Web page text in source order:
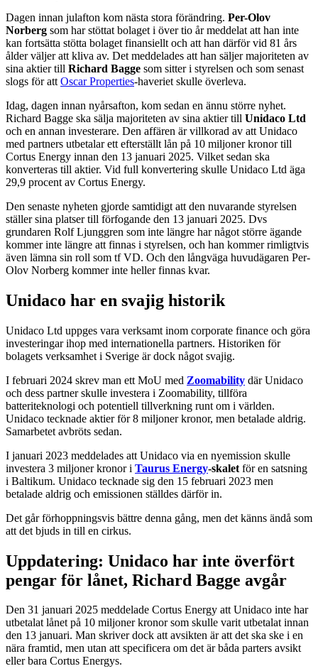
Dagen innan julafton kom nästa stora förändring. Per-Olov
Norberg som har stöttat bolaget i över tio år meddelat att han inte
kan fortsätta stötta bolaget finansiellt och att han därför vid 81 års
ålder väljer att kliva av. Det meddelades att han säljer majoriteten av
sina aktier till Richard Bagge som sitter i styrelsen och som senast
slogs för att Oscar Properties-haveriet skulle överleva.
Idag, dagen innan nyårsafton, kom sedan en ännu större nyhet.
Richard Bagge ska sälja majoriteten av sina aktier till Unidaco Ltd
och en annan investerare. Den affären är villkorad av att Unidaco
med partners utbetalar ett efterställt lån på 10 miljoner kronor till
Cortus Energy innan den 13 januari 2025. Vilket sedan ska
konverteras till aktier. Vid full konvertering skulle Unidaco Ltd äga
29,9 procent av Cortus Energy.
Den senaste nyheten gjorde samtidigt att den nuvarande styrelsen
ställer sina platser till förfogande den 13 januari 2025. Dvs
grundaren Rolf Ljunggren som inte längre har något större ägande
kommer inte längre att finnas i styrelsen, och han kommer rimligtvis
även lämna sin roll som tf VD. Och den långväga huvudägaren Per-
Olov Norberg kommer inte heller finnas kvar.
Unidaco har en svajig historik
Unidaco Ltd uppges vara verksamt inom corporate finance och göra
investeringar ihop med internationella partners. Historiken för
bolagets verksamhet i Sverige är dock något svajig.
I februari 2024 skrev man ett MoU med Zoomability där Unidaco
och dess partner skulle investera i Zoomability, tillföra
batteriteknologi och potentiell tillverkning runt om i världen.
Unidaco tecknade aktier för 8 miljoner kronor, men betalade aldrig.
Samarbetet avbröts sedan.
I januari 2023 meddelades att Unidaco via en nyemission skulle
investera 3 miljoner kronor i Taurus Energy-skalet för en satsning
i Baltikum. Unidaco tecknade sig den 15 februari 2023 men
betalade aldrig och emissionen ställdes därför in.
Det går förhoppningsvis bättre denna gång, men det känns ändå som
att det bjuds in till en cirkus.
Uppdatering: Unidaco har inte överfört
pengar för lånet, Richard Bagge avgår
Den 31 januari 2025 meddelade Cortus Energy att Unidaco inte har
utbetalat lånet på 10 miljoner kronor som skulle varit utbetalat innan
den 13 januari. Man skriver dock att avsikten är att det ska ske i en
nära framtid, men utan att specificera om det är båda parters avsikt
eller bara Cortus Energys.